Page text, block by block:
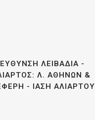
ΛΕΙΒΑΔΙΆ -
Λ. ΑΘΗΝΏΝ &
- ΙΑΣΗ ΑΛΙΆΡΤΟΥ